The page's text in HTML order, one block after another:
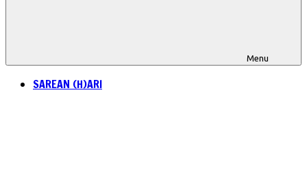
Menu
SAREAN (H)ARI